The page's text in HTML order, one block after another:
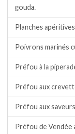
gouda.
Planches
Poivrons marinés
Préfou à la
Préfou aux
Préfou aux
Préfou de Vendée